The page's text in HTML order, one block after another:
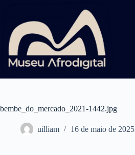
conteúdo
bembe_do_mercado_2021-1442.jpg
uilliam 16 de maio de 2025